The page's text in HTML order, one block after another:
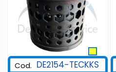
Cod. DE2154-TECKKS